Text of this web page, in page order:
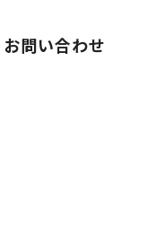
お問い合わせ